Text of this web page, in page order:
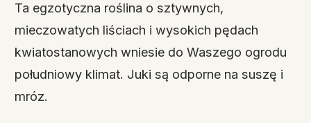
Ta egzotyczna roślina o sztywnych,
mieczowatych liściach i wysokich pędach
kwiatostanowych wniesie do Waszego ogrodu
południowy klimat. Juki są odporne na suszę i
mróz.